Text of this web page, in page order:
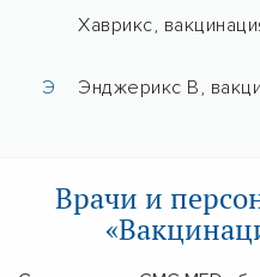
Хаврикс,
Э Энджерикс В,
Врачи и